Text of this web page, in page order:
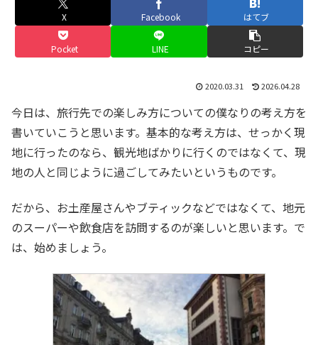
X Facebook はてブ
Pocket LINE コピー
2020.03.31 2026.04.28
今日は、旅行先での楽しみ方についての僕なりの考え方を
書いていこうと思います。基本的な考え方は、せっかく現
地に行ったのなら、観光地ばかりに行くのではなくて、現
地の人と同じように過ごしてみたいというものです。
だから、お土産屋さんやブティックなどではなくて、地元
のスーパーや飲食店を訪問するのが楽しいと思います。で
は、始めましょう。